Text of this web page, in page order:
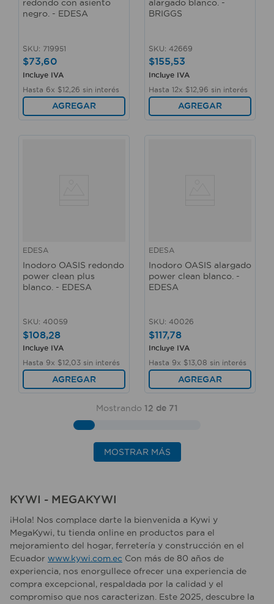
redondo con asiento
negro. - EDESA
SKU: 719951
$73,60
Incluye IVA
Hasta 6x $12 26 sin interés
AGREGAR
alargado blanco. -
BRIGGS
SKU: 42669
$155,53
Incluye IVA
Hasta 12x $12 96 sin interés
AGREGAR
EDESA
Inodoro OASIS redondo
power clean plus
blanco. - EDESA
SKU: 40059
$108,28
Incluye IVA
Hasta 9x $12 03 sin interés
AGREGAR
EDESA
Inodoro OASIS alargado
power clean blanco. -
EDESA
SKU: 40026
$117,78
Incluye IVA
Hasta 9x $13 08 sin interés
AGREGAR
Mostrando 12 de 71
MOSTRAR MÁS
KYWI - MEGAKYWI
¡Hola! Nos complace darte la bienvenida a Kywi y
MegaKywi, tu tienda online en productos para el
mejoramiento del hogar, ferretería y construcción en el
Ecuador www.kywi.com.ec Con más de 80 años de
experiencia, nos enorgullece ofrecer una experiencia de
compra excepcional, respaldada por la calidad y el
compromiso que nos caracterizan. Este 2025, descubre la